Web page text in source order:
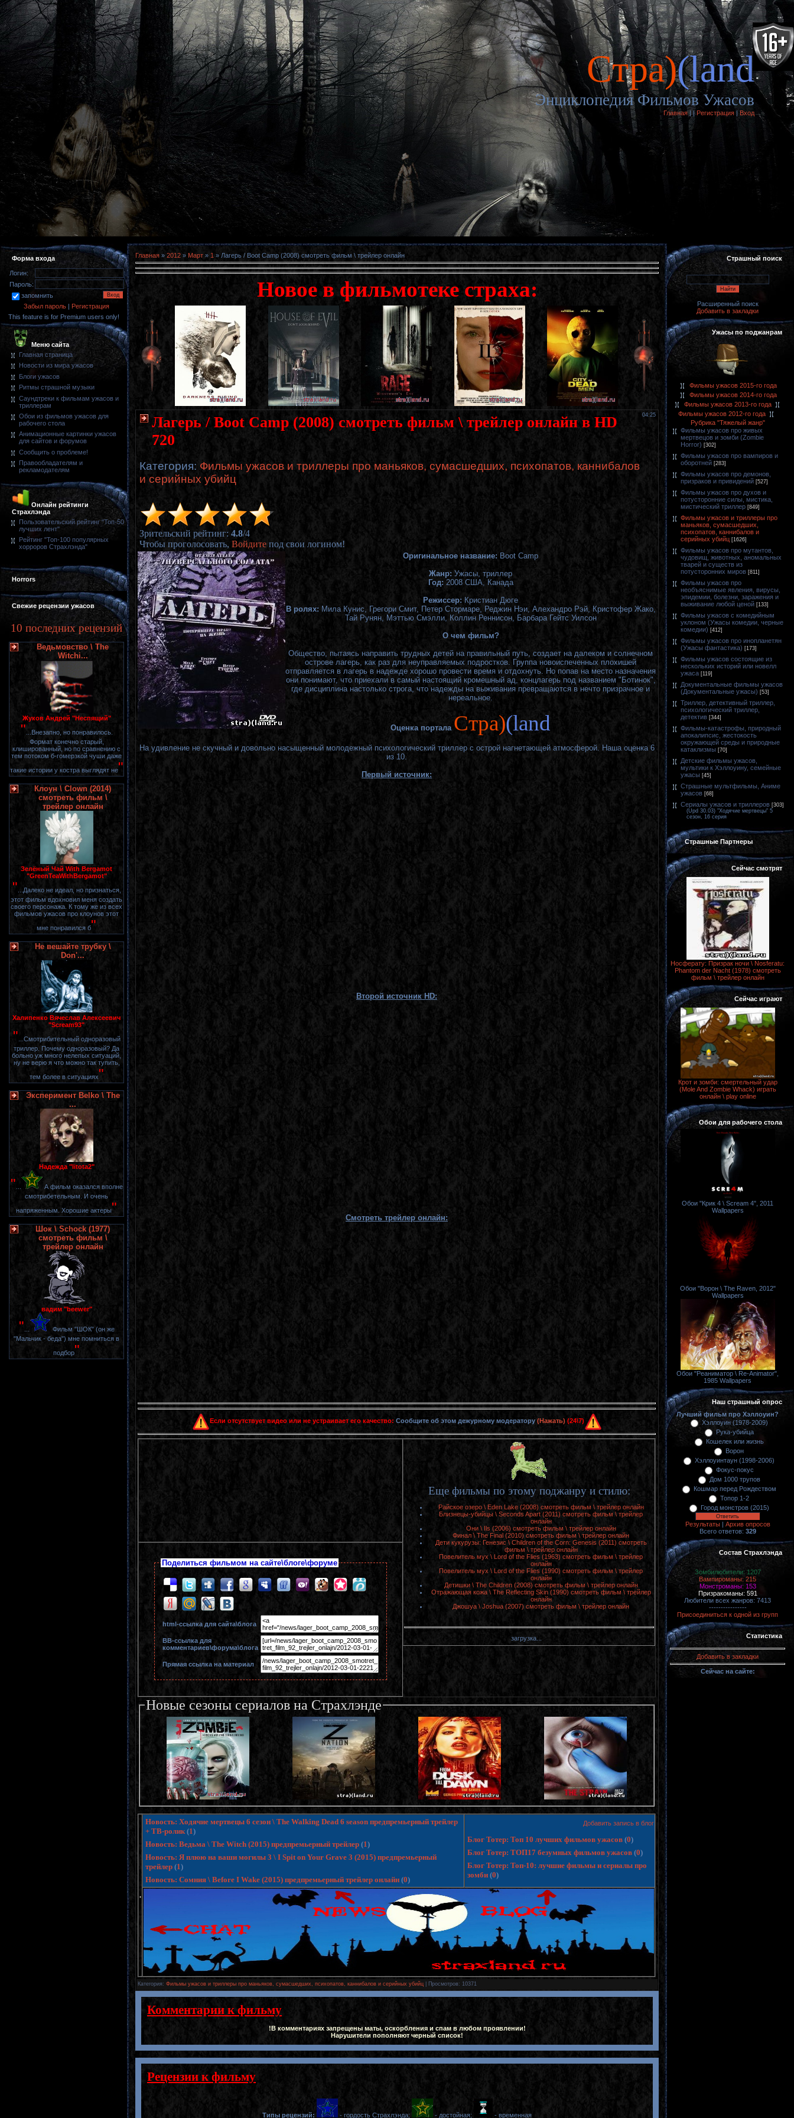
Cтра)(land
Энциклопедия Фильмов Ужасов
Главная| |Регистрация|Вход
Форма входа
Логин:
Пароль:
запомнить
Забыл пароль | Регистрация
This feature is for Premium users only!
Меню сайта
Главная страница
Новости из мира ужасов
Блоги ужасов
Ритмы страшной музыки
Саундтреки к фильмам ужасов и
триллерам
Обои из фильмов ужасов для
рабочего стола
Анимационные картинки ужасов
для сайтов и форумов
Сообщить о проблеме!
Правообладателям и
рекламодателям
Онлайн рейтинги
Страхлэнда
Пользовательский рейтинг "Топ-50
лучших лент"
Рейтинг "Топ-100 популярных
хорроров Страхлэнда"
Horrors
Свежие рецензии ужасов
10 последних рецензий
Ведьмовство \ The
Witchi...
Жуков Андрей "Неспящий"
" ...Внезапно, но понравилось.
Формат конечно старый,
клишированный, но по сравнению с
тем потоком б-гомерзкой чуши даже
такие истории у костра выглядят не"
Клоун \ Clown (2014)
смотреть фильм \
трейлер онлайн
Зелёный Чай With Bergamot
"GreenTeaWithBergamot"
" ...Далеко не идеал, но признаться,
этот фильм вдохновил меня создать
своего персонажа. К тому же из всех
фильмов ужасов про клоунов этот
мне понравился б"
Не вешайте трубку \
Don'...
Халипенко Вячеслав Алексеевич
"Scream93"
" ...Смотрибительный одноразовый
триллер. Почему одноразовый? Да
больно уж много нелепых ситуаций,
ну не верю я что можно так тупить,
тем более в ситуациях"
Эксперимент Belko \ The
...
Надежда "litota2"
"
А фильм оказался вполне
смотрибетельным. И очень
напряженным. Хорошие актеры"
Шок \ Schock (1977)
смотреть фильм \
трейлер онлайн
вадим "beewer"
"
Фильм "ШОК" (он же
"Мальчик - беда") мне помниться в
подбор"
Главная » 2012 » Март » 1 » Лагерь / Boot Camp (2008) смотреть фильм \ трейлер онлайн
Новое в фильмотеке страха:
04:25
Лагерь / Boot Camp (2008) смотреть фильм \ трейлер онлайн в HD
720
Категория: Фильмы ужасов и триллеры про маньяков, сумасшедших, психопатов, каннибалов
и серийных убийц
Зрительский рейтинг: 4.8/4
Чтобы проголосовать, Войдите под свои логином!
Оригинальное название: Boot Camp
Жанр: Ужасы, триллер
Год: 2008 США, Канада
Режиссер: Кристиан Дюге
В ролях: Мила Кунис, Грегори Смит, Петер Стормаре, Реджин Нэи, Алехандро Рэй, Кристофер Жако,
Тай Рунян, Мэттью Смэлли, Коллин Реннисон, Барбара Гейтс Уилсон
О чем фильм?
Общество, пытаясь направить трудных детей на правильный путь, создает на далеком и солнечном
острове лагерь, как раз для неуправляемых подростков. Группа новоиспеченных плохишей
отправляется в лагерь в надежде хорошо провести время и отдохнуть. Но попав на место назначения
они понимают, что приехали в самый настоящий кромешный ад, концлагерь под названием "Ботинок",
где дисциплина настолько строга, что надежды на выживания превращаются в нечто призрачное и
нереальное.
Оценка портала Cтра)(land
На удивление не скучный и довольно насыщенный молодежный психологический триллер с острой нагнетающей атмосферой. Наша оценка 6
из 10.
Первый источник:
Второй источник HD:
Смотреть трейлер онлайн:
Если отсутствует видео или не устраивает его качество: Сообщите об этом дежурному модератору (Нажать) (24\7)
Еще фильмы по этому поджанру и стилю:
Райское озеро \ Eden Lake (2008) смотреть фильм \ трейлер онлайн
Близнецы-убийцы \ Seconds Apart (2011) смотреть фильм \ трейлер
онлайн
Они \ Ils (2006) смотреть фильм \ трейлер онлайн
Финал \ The Final (2010) смотреть фильм \ трейлер онлайн
Дети кукурузы: Генезис \ Children of the Corn: Genesis (2011) смотреть
фильм \ трейлер онлайн
Повелитель мух \ Lord of the Flies (1963) смотреть фильм \ трейлер
онлайн
Повелитель мух \ Lord of the Flies (1990) смотреть фильм \ трейлер
онлайн
Детишки \ The Children (2008) смотреть фильм \ трейлер онлайн
Отражающая кожа \ The Reflecting Skin (1990) смотреть фильм \ трейлер
онлайн
Джошуа \ Joshua (2007) смотреть фильм \ трейлер онлайн
загрузка...
Поделиться фильмом на сайте\блоге\форуме
html-cсылка для сайта\блога
BB-cсылка для
комментариев\форума\блога
Прямая ссылка на материал
Новые сезоны сериалов на Страхлэнде
.
Новость: Ходячие мертвецы 6 сезон \ The Walking Dead 6 season предпремьерный трейлер
+ ТВ-ролик (1)
Новость: Ведьма \ The Witch (2015) предпремьерный трейлер (1)
Новость: Я плюю на ваши могилы 3 \ I Spit on Your Grave 3 (2015) предпремьерный
трейлер (1)
Новость: Сомния \ Before I Wake (2015) предпремьерный трейлер онлайн (0)
Добавить запись в блог
Блог Тотер: Топ 10 лучших фильмов ужасов (0)
Блог Тотер: ТОП17 безумных фильмов ужасов (0)
Блог Тотер: Топ-10: лучшие фильмы и сериалы про
зомби (0)
Категория: Фильмы ужасов и триллеры про маньяков, сумасшедших, психопатов, каннибалов и серийных убийц Просмотров: 10371
Комментарии к фильму
!В комментариях запрещены маты, оскорбления и спам в любом проявлении!
Нарушители пополняют черный список!
Рецензии к фильму
Типы рецензий: - гордость Страхлэнда; - достойная; - временная
Страшный поиск
Расширенный поиск
Добавить в закладки
Ужасы по поджанрам
Фильмы ужасов 2015-го года
Фильмы ужасов 2014-го года
Фильмы ужасов 2013-го года
Фильмы ужасов 2012-го года
Рубрика "Тяжелый жанр"
Фильмы ужасов про живых
мертвецов и зомби (Zombie
Horror) [302]
Фильмы ужасов про вампиров и
оборотней [283]
Фильмы ужасов про демонов,
призраков и привидений [527]
Фильмы ужасов про духов и
потусторонние силы, мистика,
мистический триллер [849]
Фильмы ужасов и триллеры про
маньяков, сумасшедших,
психопатов, каннибалов и
серийных убийц [1626]
Фильмы ужасов про мутантов,
чудовищ, животных, аномальных
тварей и существ из
потусторонних миров [811]
Фильмы ужасов про
необъяснимые явления, вирусы,
эпидемии, болезни, заражения и
выживание любой ценой [133]
Фильмы ужасов с комедийным
уклоном (Ужасы комедии, черные
комедии) [412]
Фильмы ужасов про инопланетян
(Ужасы фантастика) [173]
Фильмы ужасов состоящие из
нескольких историй или новелл
ужаса [119]
Документальные фильмы ужасов
(Документальные ужасы) [53]
Триллер, детективный триллер,
психологический триллер,
детектив [344]
Фильмы-катастрофы, природный
апокалипсис, жестокость
окружающей среды и природные
катаклизмы [70]
Детские фильмы ужасов,
мультики к Хэллоуину, семейные
ужасы [45]
Страшные мультфильмы, Аниме
ужасов [68]
Сериалы ужасов и триллеров [303]
(Upd 30.03) "Ходячие мертвецы" 5
сезон, 16 серия
Страшные Партнеры
Сейчас смотрят
Носферату: Призрак ночи \ Nosferatu:
Phantom der Nacht (1978) смотреть
фильм \ трейлер онлайн
Сейчас играют
Крот и зомби: смертельный удар
(Mole And Zombie Whack) играть
онлайн \ play online
Обои для рабочего стола
Обои "Крик 4 \ Scream 4", 2011
Wallpapers
Обои "Ворон \ The Raven, 2012"
Wallpapers
Обои "Реаниматор \ Re-Animator",
1985 Wallpapers
Наш страшный опрос
Лучший фильм про Хэллоуин?
Хэллоуин (1978-2009)
Рука-убийца
Кошелек или жизнь
Ворон
Хэллоуинтаун (1998-2006)
Фокус-покус
Дом 1000 трупов
Кошмар перед Рождеством
Топор 1-2
Город монстров (2015)
Результаты| Архив опросов
Всего ответов: 329
Состав Страхлэнда
Зомбилюбители: 1207
Вампироманы: 215
Монстроманы: 153
Призракоманы: 591
Любители всех жанров: 7413
----------------
Присоединиться к одной из групп
Статистика
Добавить в закладки
Сейчас на сайте: